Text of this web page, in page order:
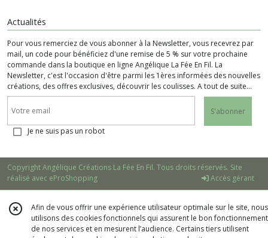
Actualités
Pour vous remerciez de vous abonner à la Newsletter, vous recevrez par
mail, un code pour bénéficiez d'une remise de 5 % sur votre prochaine
commande dans la boutique en ligne Angélique La Fée En Fil. La
Newsletter, c'est l'occasion d'être parmi les 1ères informées des nouvelles
créations, des offres exclusives, découvrir les coulisses. A tout de suite...
S'abonner
Je ne suis pas un robot
Copyright Angélique Créations La Fée En Fil. Tous droits réservés. Site
réalisé avec eProShopping Accès gérant
Afin de vous offrir une expérience utilisateur optimale sur le site, nous
utilisons des cookies fonctionnels qui assurent le bon fonctionnement
de nos services et en mesurent l’audience. Certains tiers utilisent